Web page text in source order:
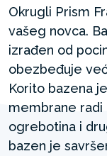
Okrugli Prism
vašeg novca.
izrađen od
obezbeđuje
Korito bazena
membrane radi
ogrebotina i
bazen je